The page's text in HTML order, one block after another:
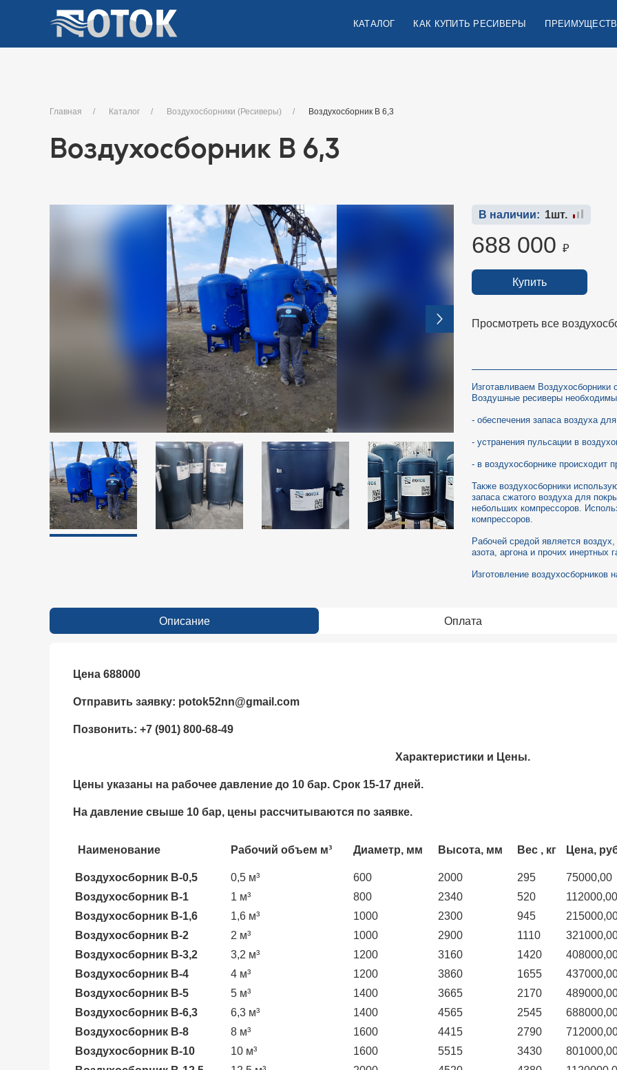
КАТАЛОГ КАК КУПИТЬ РЕСИВЕРЫ
Главная Каталог Воздухосборники (Ресиверы) Воздухосборник В 6,3
Воздухосборник В 6,3
В наличии: 1шт.
688 000₽
Купить
Просмотреть все
Изготавливаем
Воздушные ресиверы
- обеспечения запаса воздуха
- устранения пульсации в
- в воздухосборнике происходит
Также воздухосборники
запаса сжатого воздуха для
небольших компрессоров.
компрессоров.
Рабочей средой является
азота, аргона и прочих инертных
Изготовление
Описание Оплата
Цена 688000
Отправить заявку: potok52nn@gmail.com
Позвонить: +7 (901) 800-68-49
Характеристики и Цены.
Цены указаны на рабочее давление до 10 бар. Срок 15-17 дней.
На давление свыше 10 бар, цены рассчитываются по заявке.
Наименование Рабочий объем м³ Диаметр, мм Высота, мм Вес , кг Цена,
Воздухосборник В-0,5 0,5 м³ 600 2000 295
75000,00
Воздухосборник В-1
1 м³ 800 2340 520
112000,00
Воздухосборник В-1,6
1,6 м³ 1000 2300 945
Воздухосборник В-2
2 м³ 1000 2900 1110
Воздухосборник В-3,2
3,2 м³ 1200 3160 1420
Воздухосборник В-4
4 м³ 1200 3860 1655
Воздухосборник В-5
5 м³ 1400 3665 2170
Воздухосборник В-6,3
6,3 м³ 1400 4565 2545
Воздухосборник В-8
8 м³ 1600 4415 2790
Воздухосборник В-10
10 м³ 1600 5515 3430